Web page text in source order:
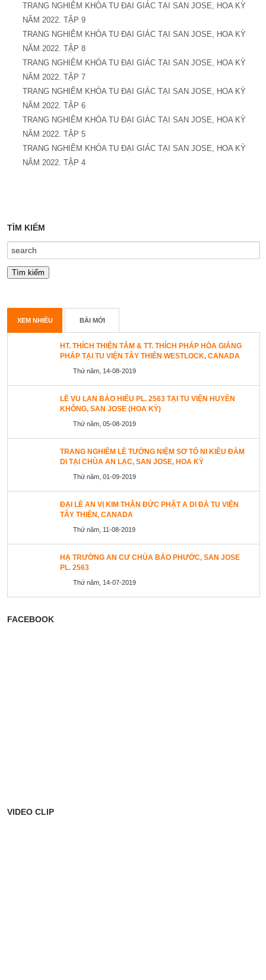
TRANG NGHIÊM KHÓA TU ĐẠI GIÁC TẠI SAN JOSE, HOA KỲ
NĂM 2022. TẬP 9
TRANG NGHIÊM KHÓA TU ĐẠI GIÁC TẠI SAN JOSE, HOA KỲ
NĂM 2022. TẬP 8
TRANG NGHIÊM KHÓA TU ĐẠI GIÁC TẠI SAN JOSE, HOA KỲ
NĂM 2022. TẬP 7
TRANG NGHIÊM KHÓA TU ĐẠI GIÁC TẠI SAN JOSE, HOA KỲ
NĂM 2022. TẬP 6
TRANG NGHIÊM KHÓA TU ĐẠI GIÁC TẠI SAN JOSE, HOA KỲ
NĂM 2022. TẬP 5
TRANG NGHIÊM KHÓA TU ĐẠI GIÁC TẠI SAN JOSE, HOA KỲ
NĂM 2022. TẬP 4
TÌM KIẾM
XEM NHIỀU BÀI MỚI
HT. THÍCH THIỆN TÂM & TT. THÍCH PHÁP HÒA GIẢNG
PHÁP TẠI TU VIỆN TÂY THIÊN WESTLOCK, CANADA
Thứ năm, 14-08-2019
LỄ VU LAN BÁO HIẾU PL. 2563 TẠI TU VIỆN HUYỀN
KHÔNG, SAN JOSE (HOA KỲ)
Thứ năm, 05-08-2019
TRANG NGHIÊM LỄ TƯỞNG NIỆM SƠ TỔ NI KIỀU ĐÀM
DI TẠI CHÙA AN LẠC, SAN JOSE, HOA KỲ
Thứ năm, 01-09-2019
ĐẠI LỄ AN VỊ KIM THÂN ĐỨC PHẬT A DI ĐÀ TU VIỆN
TÂY THIÊN, CANADA
Thứ năm, 11-08-2019
HẠ TRƯỜNG AN CƯ CHÙA BẢO PHƯỚC, SAN JOSE
PL. 2563
Thứ năm, 14-07-2019
FACEBOOK
VIDEO CLIP